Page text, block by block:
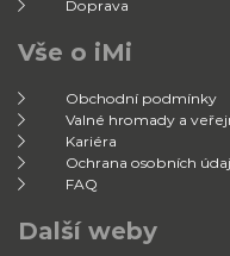
Doprava
Vše o iMi
Obchodní podmínky
Valné hromady a
Kariéra
Ochrana osobních
FAQ
Další weby